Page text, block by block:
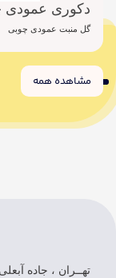
دکوری عمودی
گل منبت عمودی چوبی
1
2
3
4 مشاهده همه
تهــران ، جاده